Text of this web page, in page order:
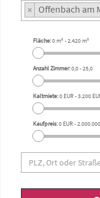
× Offenbach am
Fläche:0 m²-2.420 m²
Anzahl Zimmer:0,0-25,0
Kaltmiete:0 EUR-3.200
Kaufpreis:0 EUR-